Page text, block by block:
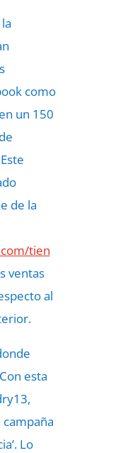
como
un 150
de la
tien
ventas
al
esta
Lo